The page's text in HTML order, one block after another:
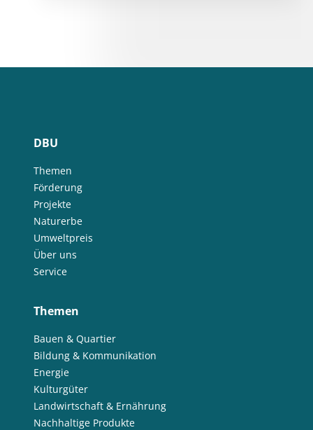
DBU
Themen
Förderung
Projekte
Naturerbe
Umweltpreis
Über uns
Service
Themen
Bauen & Quartier
Bildung & Kommunikation
Energie
Kulturgüter
Landwirtschaft & Ernährung
Nachhaltige Produkte